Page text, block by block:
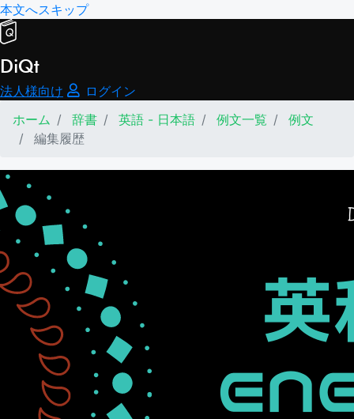
本文へスキップ
DiQt
法人様向け
ログイン
ホーム
辞書 英語 - 日本語 例文一覧
例文
編集履歴